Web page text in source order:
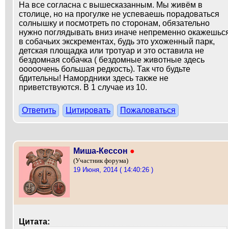
На все согласна с вышесказанным. Мы живём в
столице, но на прогулке не успеваешь порадоваться
солнышку и посмотреть по сторонам, обязательно
нужно поглядывать вниз иначе непременно
в собачьих экскрементах, будь это ухоженный парк,
детская площадка или тротуар и это оставила не
бездомная собачка ( бездомные животные здесь
ооооочень большая редкость). Так что будьте
бдительны! Намордники здесь также не
приветствуются. В 1 случае из 10.
Ответить Цитировать Пожаловаться
Миша-Кессон ●
(Участник форума)
19 Июня, 2014 ( 14:40:26 )
Цитата: